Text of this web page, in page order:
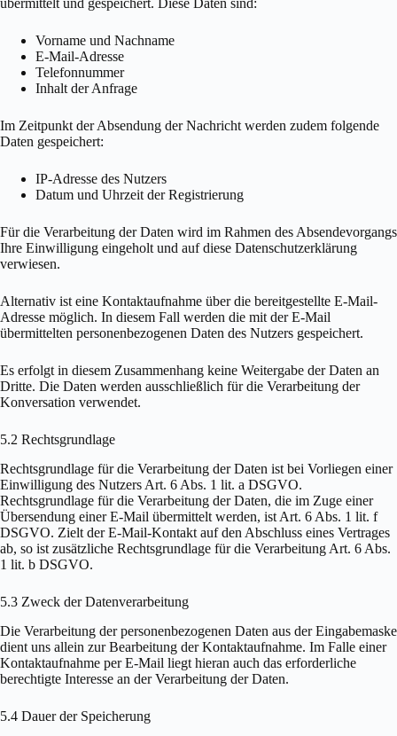
übermittelt und gespeichert. Diese Daten sind:
Vorname und Nachname
E-Mail-Adresse
Telefonnummer
Inhalt der Anfrage
Im Zeitpunkt der Absendung der Nachricht werden zudem folgende
Daten gespeichert:
IP-Adresse des Nutzers
Datum und Uhrzeit der Registrierung
Für die Verarbeitung der Daten wird im Rahmen des Absendevorgangs
Ihre Einwilligung eingeholt und auf diese Datenschutzerklärung
verwiesen.
Alternativ ist eine Kontaktaufnahme über die bereitgestellte E-Mail-
Adresse möglich. In diesem Fall werden die mit der E-Mail
übermittelten personenbezogenen Daten des Nutzers gespeichert.
Es erfolgt in diesem Zusammenhang keine Weitergabe der Daten an
Dritte. Die Daten werden ausschließlich für die Verarbeitung der
Konversation verwendet.
5.2 Rechtsgrundlage
Rechtsgrundlage für die Verarbeitung der Daten ist bei Vorliegen einer
Einwilligung des Nutzers Art. 6 Abs. 1 lit. a DSGVO.
Rechtsgrundlage für die Verarbeitung der Daten, die im Zuge einer
Übersendung einer E-Mail übermittelt werden, ist Art. 6 Abs. 1 lit. f
DSGVO. Zielt der E-Mail-Kontakt auf den Abschluss eines Vertrages
ab, so ist zusätzliche Rechtsgrundlage für die Verarbeitung Art. 6 Abs.
1 lit. b DSGVO.
5.3 Zweck der Datenverarbeitung
Die Verarbeitung der personenbezogenen Daten aus der Eingabemaske
dient uns allein zur Bearbeitung der Kontaktaufnahme. Im Falle einer
Kontaktaufnahme per E-Mail liegt hieran auch das erforderliche
berechtigte Interesse an der Verarbeitung der Daten.
5.4 Dauer der Speicherung